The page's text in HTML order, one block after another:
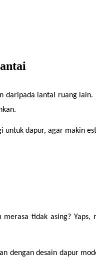
lantai ruang
dapur, agar makin
tidak asing?
dengan desain dapur